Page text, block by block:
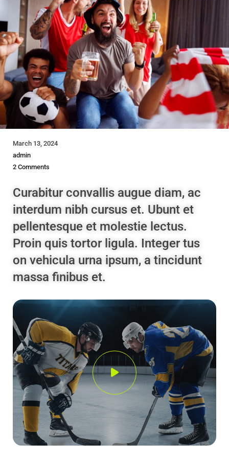
March 13, 2024
admin
2 Comments
Curabitur convallis augue diam, ac
interdum nibh cursus et. Ubunt et
pellentesque et molestie lectus.
Proin quis tortor ligula. Integer tus
on vehicula urna ipsum, a tincidunt
massa finibus et.